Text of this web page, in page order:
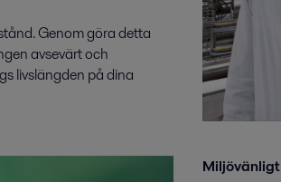
Genom göra detta
avsevärt och
livslängden på dina
Miljövänligt